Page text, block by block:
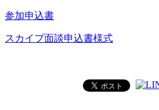
参加申込書
スカイプ面談申込書様式